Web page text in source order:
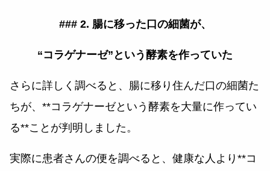
### 2. 腸に移った口の細菌が、
“コラゲナーゼ”という酵素を作っていた
さらに詳しく調べると、腸に移り住んだ口の細菌た
ちが、**コラゲナーゼという酵素を大量に作ってい
る**ことが判明しました。
実際に患者さんの便を調べると、健康な人より**コ